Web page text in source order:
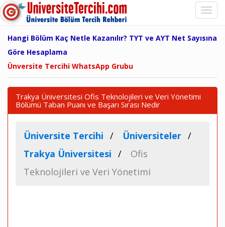
Hangi Bölüm Kaç Netle Kazanılır? TYT ve AYT Net Sayısına
Göre Hesaplama
Ünversite Tercihi WhatsApp Grubu
Trakya Üniversitesi Ofis Teknolojileri ve Veri Yönetimi
Bölümü Taban Puanı ve Başarı Sırası Nedir
Üniversite Tercihi
Üniversiteler
Trakya Üniversitesi
Ofis
Teknolojileri ve Veri Yönetimi